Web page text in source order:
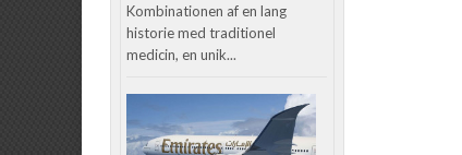
Kombinationen af en lang
historie med traditionel
medicin, en unik...